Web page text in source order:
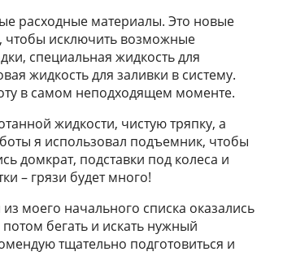
расходные материалы. Это новые
чтобы исключить возможные
специальная жидкость для
жидкость для заливки в систему.
в самом неподходящем моменте.
жидкости, чистую тряпку, а
я использовал подъемник, чтобы
домкрат, подставки под колеса и
– грязи будет много!
моего начального списка оказались
бегать и искать нужный
тщательно подготовиться и